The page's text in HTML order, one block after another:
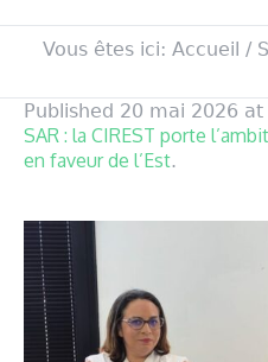
Vous êtes ici: Accueil /
Published 20 mai 2026 at
SAR : la CIREST porte
en faveur de l’Est.